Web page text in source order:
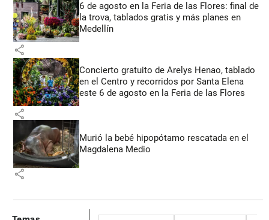
6 de agosto en la Feria de las Flores: final de
la trova, tablados gratis y más planes en
Medellín
share
Concierto gratuito de Arelys Henao, tablado
en el Centro y recorridos por Santa Elena
este 6 de agosto en la Feria de las Flores
share
Murió la bebé hipopótamo rescatada en el
Magdalena Medio
share